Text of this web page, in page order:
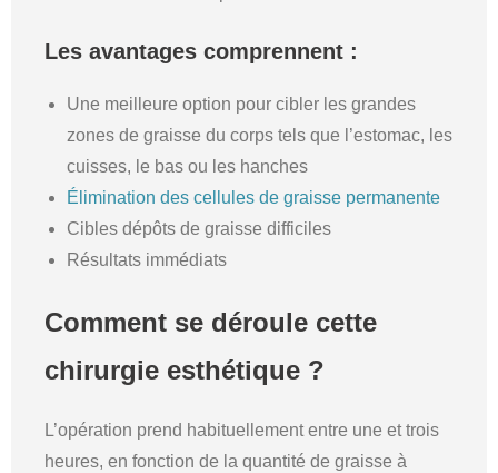
Les avantages comprennent :
Une meilleure option pour cibler les grandes
zones de graisse du corps tels que l’estomac, les
cuisses, le bas ou les hanches
Élimination des cellules de graisse permanente
Cibles dépôts de graisse difficiles
Résultats immédiats
Comment se déroule cette
chirurgie esthétique ?
L’opération prend habituellement entre une et trois
heures, en fonction de la quantité de graisse à